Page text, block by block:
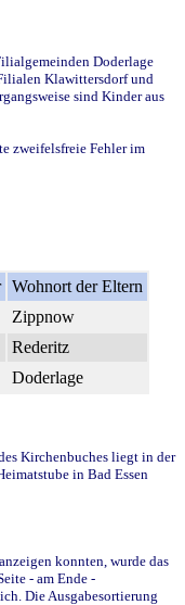
Doderlage
Klawittersdorf und
sind Kinder aus
zweifelsfreie Fehler im
Wohnort der Eltern
Zippnow
Rederitz
Doderlage
Kirchenbuches liegt in der
in Bad Essen
konnten, wurde das
- am Ende -
Die Ausgabesortierung